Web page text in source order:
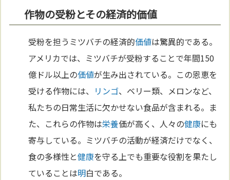
作物の受粉とその経済的価値
受粉を担うミツバチの経済的価値は驚異的である。
アメリカでは、ミツバチが受粉することで年間150
億ドル以上の価値が生み出されている。この恩恵を
受ける作物には、 リンゴ、ベリー類、メロンなど、
私たちの日常生活に欠かせない食品が含まれる。ま
た、これらの作物は栄養価が高く、人々の健康にも
寄与している。ミツバチの活動が経済だけでなく、
食の多様性と健康を守る上でも重要な役割を果たし
ていることは明白である。